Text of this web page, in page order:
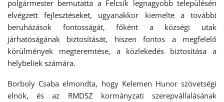
polgármester bemutatta a Felcsík legnagyobb településén
elvégzett fejlesztéseket, ugyanakkor kiemelte a további
beruházások fontosságát, főként a községi utak
járhatóságának biztosítását, hiszen fontos a megfelelő
körülmények megteremtése, a közlekedés biztosítása a
helybeliek számára.
Borboly Csaba elmondta, hogy Kelemen Hunor szövetségi
elnök, és az RMDSZ kormányzati szerepvállalásának